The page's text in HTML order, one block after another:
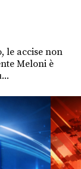
le accise non
Meloni è